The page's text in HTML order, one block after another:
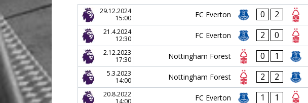
29.12.2024
15:00
FC Everton 0 2
21.4.2024
12:30
FC Everton 2 0
2.12.2023
17:30
Nottingham Forest 0 1
5.3.2023
14:00
Nottingham Forest 2 2
20.8.2022
14:00
FC Everton 1 1